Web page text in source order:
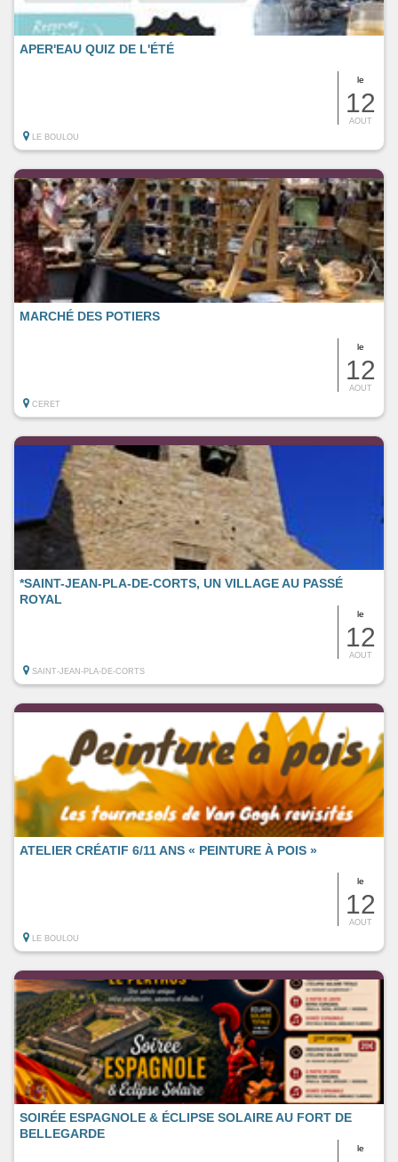
le
12
AOUT
APER'EAU QUIZ DE L'ÉTÉ
LE BOULOU
le
12
AOUT
MARCHÉ DES POTIERS
CERET
le
12
AOUT
*SAINT-JEAN-PLA-DE-CORTS, UN VILLAGE AU PASSÉ
ROYAL
SAINT-JEAN-PLA-DE-CORTS
le
12
AOUT
ATELIER CRÉATIF 6/11 ANS « PEINTURE À POIS »
LE BOULOU
le
SOIRÉE ESPAGNOLE & ÉCLIPSE SOLAIRE AU FORT DE
BELLEGARDE